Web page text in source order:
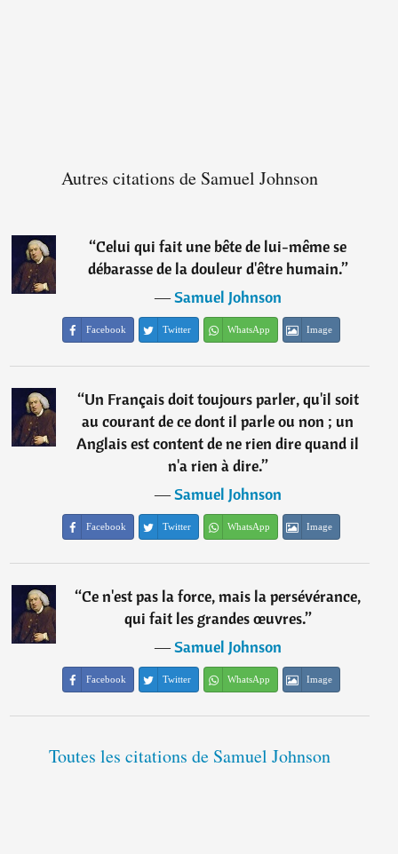
Autres citations de Samuel Johnson
“Celui qui fait une bête de lui-même se
débarasse de la douleur d'être humain.”
―Samuel Johnson
Facebook Twitter WhatsApp Image
“Un Français doit toujours parler, qu'il soit
au courant de ce dont il parle ou non ; un
Anglais est content de ne rien dire quand il
n'a rien à dire.”
―Samuel Johnson
Facebook Twitter WhatsApp Image
“Ce n'est pas la force, mais la persévérance,
qui fait les grandes œuvres.”
―Samuel Johnson
Facebook Twitter WhatsApp Image
Toutes les citations de Samuel Johnson